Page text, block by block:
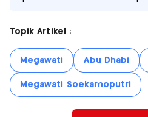
Topik Artikel :
Megawati Abu Dhabi
Megawati Soekarnoputri